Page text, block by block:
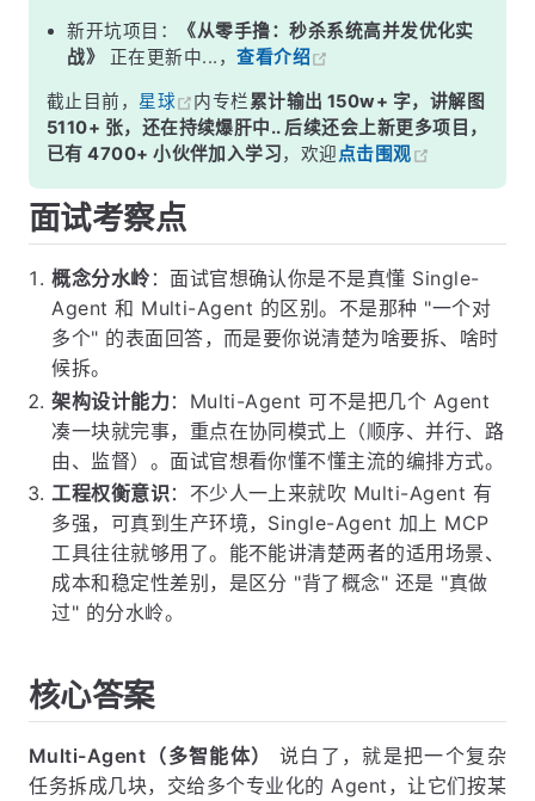
记忆口诀
总结
新开坑项目：
《从零手撸：秒杀系统高并发优化实
战》
正在更新中...，查看介绍
截止目前， 星球 内专栏累计输出 150w+ 字，讲解图
5110+ 张，还在持续爆肝中.. 后续还会上新更多项目，
已有 4700+ 小伙伴加入学习，欢迎点击围观
面试考察点
概念分水岭 ：面试官想确认你是不是真懂 Single-
Agent 和 Multi-Agent 的区别。不是那种 "一个对
多个" 的表面回答，而是要你说清楚为啥要拆、啥时
候拆。
架构设计能力：Multi-Agent 可不是把几个 Agent
凑一块就完事，重点在协同模式上（顺序、并行、路
由、监督）。面试官想看你懂不懂主流的编排方式。
工程权衡意识：不少人一上来就吹 Multi-Agent 有
多强，可真到生产环境，Single-Agent 加上 MCP
工具往往就够用了。能不能讲清楚两者的适用场景、
成本和稳定性差别，是区分 "背了概念" 还是 "真做
过" 的分水岭。
核心答案
Multi-Agent（多智能体）
说白了，就是把一个复杂
任务拆成几块，交给多个专业化的 Agent，让它们按某